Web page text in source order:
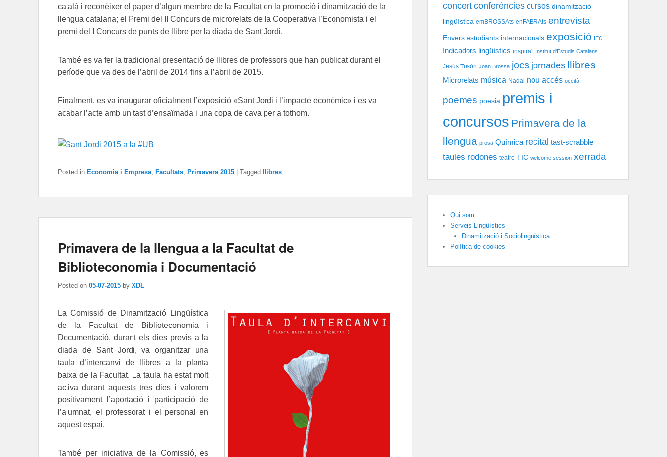
català i reconèixer el paper d’algun membre de la Facultat en la promoció i dinamització de la
llengua catalana; el Premi del II Concurs de microrelats de la Cooperativa l’Economista i el
premi del I Concurs de punts de llibre per la diada de Sant Jordi.
També es va fer la tradicional presentació de llibres de professors que han publicat durant el
període que va des de l’abril de 2014 fins a l’abril de 2015.
Finalment, es va inaugurar oficialment l’exposició «Sant Jordi i l’impacte econòmic» i es va
acabar l’acte amb un tast d’ensaïmada i una copa de cava per a tothom.
Posted in Economia i Empresa Facultats Primavera 2015 Tagged llibres
Primavera de la llengua a la Facultat de
Biblioteconomia i Documentació
Posted on 05-07-2015 by XDL
La Comissió de Dinamització Lingüística
de la Facultat de Biblioteconomia i
Documentació, durant els dies previs a la
diada de Sant Jordi, va organitzar una
taula d’intercanvi de llibres a la planta
baixa de la Facultat. La taula ha estat molt
activa durant aquests tres dies i valorem
positivament l’aportació i participació de
l’alumnat, el professorat i el personal en
aquest espai.
També per iniciativa de la Comissió, es
concert conferències cursos dinamització
lingüística emBROSSAts enFABRAts entrevista
Envers estudiants internacionals exposició IEC
Indicadors lingüístics inspira't Institut d'Estudis Catalans
Jesús Tusón Joan Brossa jocs jornades llibres
Microrelats música Nadal nou accés occità
poemes poesia premis i
concursos Primavera de la
llengua prosa Química recital tast-scrabble
taules rodones teatre TIC welcome session xerrada
Qui som
Serveis Lingüístics
Dinamització i Sociolingüística
Política de cookies